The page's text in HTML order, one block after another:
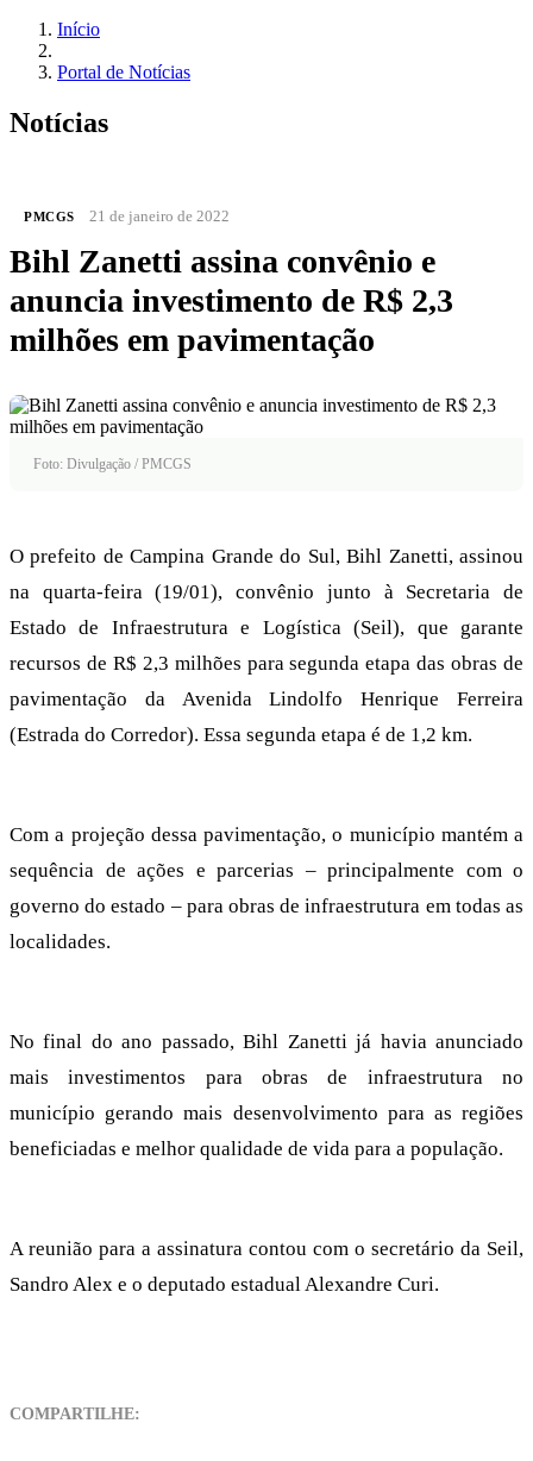
Início
Portal de Notícias
Notícias
PMCGS 21 de janeiro de 2022
Bihl Zanetti assina convênio e
anuncia investimento de R$ 2,3
milhões em pavimentação
Foto: Divulgação / PMCGS
O prefeito de Campina Grande do Sul, Bihl Zanetti, assinou
na quarta-feira (19/01), convênio junto à Secretaria de
Estado de Infraestrutura e Logística (Seil), que garante
recursos de R$ 2,3 milhões para segunda etapa das obras de
pavimentação da Avenida Lindolfo Henrique Ferreira
(Estrada do Corredor). Essa segunda etapa é de 1,2 km.
Com a projeção dessa pavimentação, o município mantém a
sequência de ações e parcerias – principalmente com o
governo do estado – para obras de infraestrutura em todas as
localidades.
No final do ano passado, Bihl Zanetti já havia anunciado
mais investimentos para obras de infraestrutura no
município gerando mais desenvolvimento para as regiões
beneficiadas e melhor qualidade de vida para a população.
A reunião para a assinatura contou com o secretário da Seil,
Sandro Alex e o deputado estadual Alexandre Curi.
COMPARTILHE: